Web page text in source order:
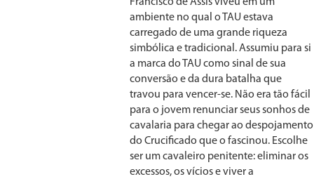
ambiente no qual o TAU estava
carregado de uma grande riqueza
simbólica e tradicional. Assumiu para si
a marca do TAU como sinal de sua
conversão e da dura batalha que
travou para vencer-se. Não era tão fácil
para o jovem renunciar seus sonhos de
cavalaria para chegar ao despojamento
do Crucificado que o fascinou. Escolhe
ser um cavaleiro penitente: eliminar os
excessos, os vícios e viver a